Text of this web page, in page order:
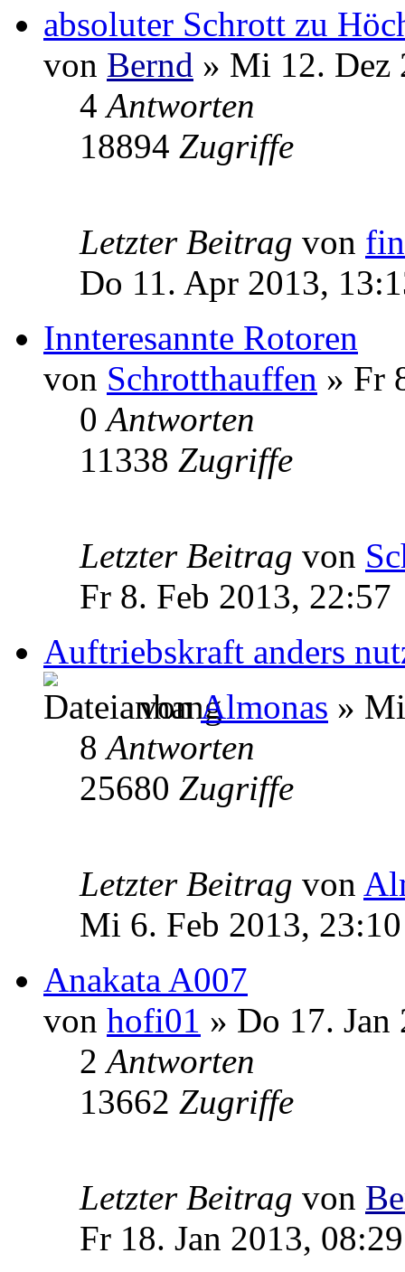
absoluter Schrott zu
von Bernd » Mi 12. Dez
4Antworten
18894 Zugriffe
Letzter Beitrag von
Do 11. Apr 2013,
Innteresannte Rotoren
von Schrotthauffen » Fr
0Antworten
11338 Zugriffe
Letzter Beitrag von
Fr 8. Feb 2013, 22:57
Auftriebskraft anders
vonAlmonas »
8Antworten
25680 Zugriffe
Letzter Beitrag von
Mi 6. Feb 2013, 23:10
Anakata A007
von hofi01 » Do 17. Jan
2Antworten
13662 Zugriffe
Letzter Beitrag von
Fr 18. Jan 2013, 08:29